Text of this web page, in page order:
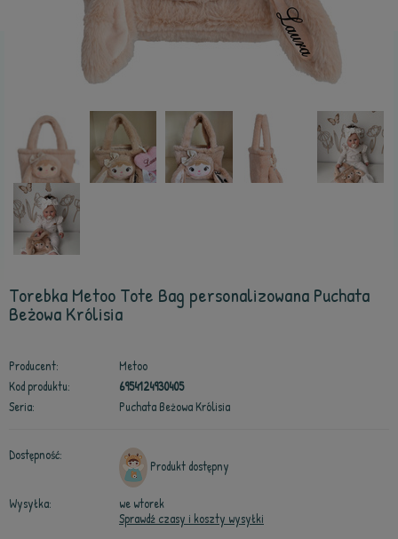
Torebka Metoo Tote Bag personalizowana Puchata
Beżowa Królisia
Producent:
Metoo
Kod produktu:
6954124930405
Seria:
Puchata Beżowa Królisia
Dostępność:
Produkt dostępny
Wysyłka:
we wtorek
Sprawdź czasy i koszty wysyłki